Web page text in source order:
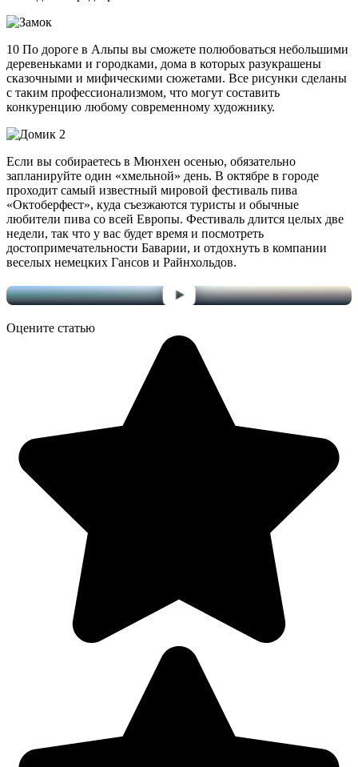
10 По дороге в Альпы вы сможете полюбоваться небольшими
деревеньками и городками, дома в которых разукрашены
сказочными и мифическими сюжетами. Все рисунки сделаны
с таким профессионализмом, что могут составить
конкуренцию любому современному художнику.
Если вы собираетесь в Мюнхен осенью, обязательно
запланируйте один «хмельной» день. В октябре в городе
проходит самый известный мировой фестиваль пива
«Октоберфест», куда съезжаются туристы и обычные
любители пива со всей Европы. Фестиваль длится целых две
недели, так что у вас будет время и посмотреть
достопримечательности Баварии, и отдохнуть в компании
веселых немецких Гансов и Райнхольдов.
Оцените статью